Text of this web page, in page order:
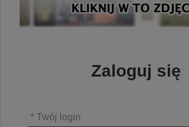
Zaloguj się
* Twój login